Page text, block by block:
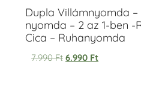
Dupla Villámnyomda –
nyomda – 2 az 1-ben -
Cica – Ruhanyomda
7.990Ft 6.990 Ft